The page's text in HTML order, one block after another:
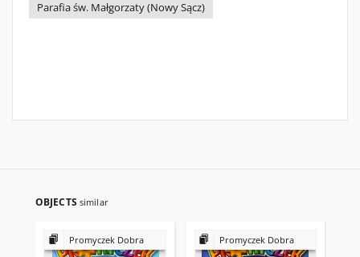
Parafia św. Małgorzaty (Nowy Sącz)
OBJECTS similar
Promyczek Dobra Promyczek Dobra